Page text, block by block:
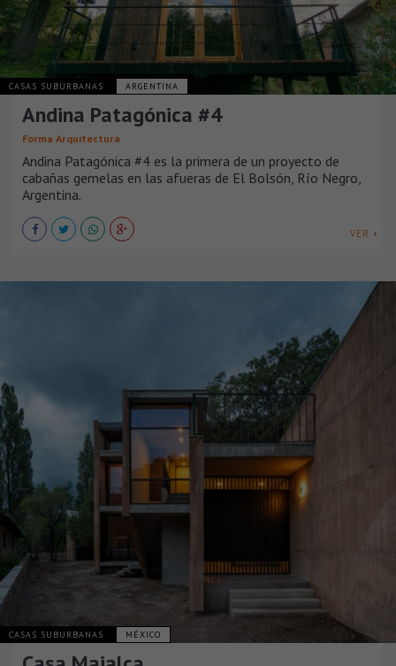
CASAS SUBURBANAS ARGENTINA
Andina Patagónica #4
Forma Arquitectura
Andina Patagónica #4 es la primera de un proyecto de
cabañas gemelas en las afueras de El Bolsón, Río Negro,
Argentina.
VER +
CASAS SUBURBANAS MÉXICO